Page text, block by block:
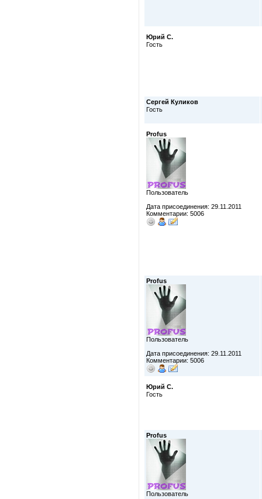
Юрий С.
Гость
Сергей Куликов
Гость
Profus
Пользователь
Дата присоединения: 29.11.2011
Комментарии: 5006
Profus
Пользователь
Дата присоединения: 29.11.2011
Комментарии: 5006
Юрий С.
Гость
Profus
Пользователь